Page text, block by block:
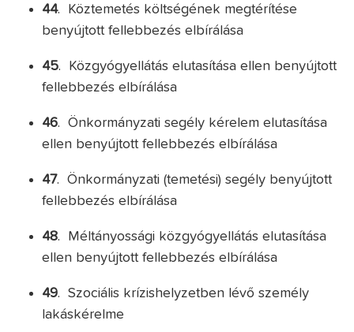
44. Köztemetés költségének megtérítése
benyújtott fellebbezés elbírálása
45. Közgyógyellátás elutasítása ellen benyújtott
fellebbezés elbírálása
46. Önkormányzati segély kérelem elutasítása
ellen benyújtott fellebbezés elbírálása
47. Önkormányzati (temetési) segély benyújtott
fellebbezés elbírálása
48. Méltányossági közgyógyellátás elutasítása
ellen benyújtott fellebbezés elbírálása
49. Szociális krízishelyzetben lévő személy
lakáskérelme